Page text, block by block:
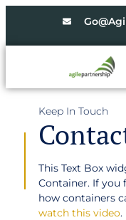
Keep In Touch
This Text Box
Container. If you
how containers
watch this video.